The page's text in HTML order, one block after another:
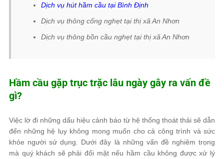
Dịch vụ hút hầm cầu tại Bình Định
Dịch vụ thông cống nghẹt tại thị xã An Nhơn
Dịch vụ thông bồn cầu nghẹt tại thị xã An Nhơn
Hầm cầu gặp trục trặc lâu ngày gây ra vấn đề
gì?
Việc lờ đi những dấu hiệu cảnh báo từ hệ thống thoát thải sẽ dẫn
đến những hệ lụy không mong muốn cho cả công trình và sức
khỏe người sử dụng. Dưới đây là những vấn đề nghiêm trọng
mà quý khách sẽ phải đối mặt nếu hầm cầu không được xử lý